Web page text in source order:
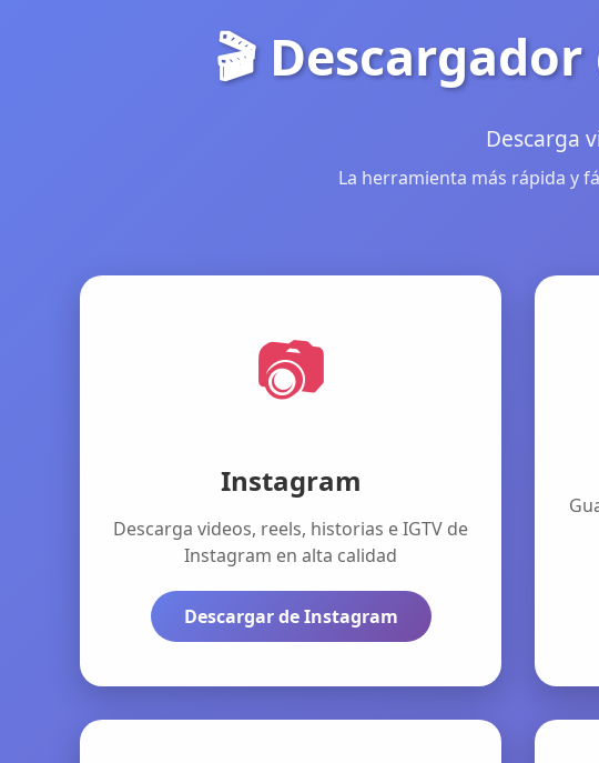
🎬
Descarga
La herramienta más rápida y
📷
Instagram
Descarga videos, reels, historias e IGTV de
Instagram en alta calidad
Descargar de Instagram